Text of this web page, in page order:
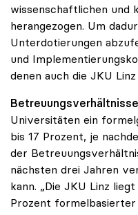
wissenschaftlichen und
herangezogen. Um
Unterdotierungen
und
denen auch die JKU
Universitäten ein
bis 17 Prozent, je
der
nächsten drei Jahren
kann. „Die JKU Linz
Prozent